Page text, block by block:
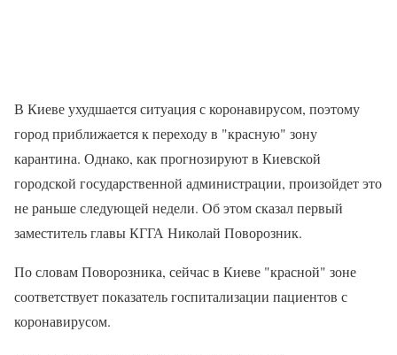
В Киеве ухудшается ситуация с коронавирусом, поэтому
город приближается к переходу в "красную" зону
карантина. Однако, как прогнозируют в Киевской
городской государственной администрации, произойдет это
не раньше следующей недели. Об этом сказал первый
заместитель главы КГГА Николай Поворозник.
По словам Поворозника, сейчас в Киеве "красной" зоне
соответствует показатель госпитализации пациентов с
коронавирусом.